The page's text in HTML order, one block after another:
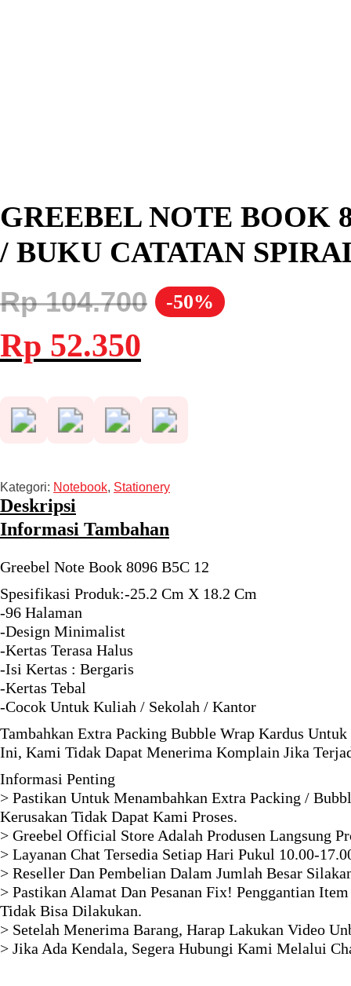
GREEBEL NOTE BOOK
/ BUKU CATATAN
-50%
Rp104.700
Harga
aslinya
adalah:
Rp 52.350ini
Kategori: Notebook, Stationery
Deskripsi
Informasi Tambahan
Greebel Note Book 8096 B5C 12
Spesifikasi Produk:-25.2 Cm X 18.2 Cm
-96 Halaman
-Design Minimalist
-Kertas Terasa Halus
-Isi Kertas : Bergaris
-Kertas Tebal
-Cocok Untuk Kuliah / Sekolah / Kantor
Tambahkan Extra Packing Bubble Wrap Kardus
Ini, Kami Tidak Dapat Menerima Komplain Jika
Informasi Penting
> Pastikan Untuk Menambahkan Extra Packing /
Kerusakan Tidak Dapat Kami Proses.
> Greebel Official Store Adalah Produsen Langsung
> Layanan Chat Tersedia Setiap Hari Pukul 10.00-
> Reseller Dan Pembelian Dalam Jumlah Besar
> Pastikan Alamat Dan Pesanan Fix! Penggantian
Tidak Bisa Dilakukan.
> Setelah Menerima Barang, Harap Lakukan Video
> Jika Ada Kendala, Segera Hubungi Kami Melalui